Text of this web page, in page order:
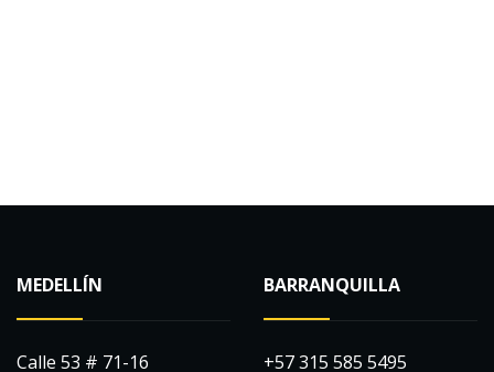
MEDELLÍN
Calle 53 # 71-16
BARRANQUILLA
+57 315 585 5495